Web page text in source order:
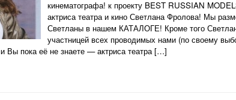
кинематографа! к проекту BEST RUSSIAN
актриса театра и кино Светлана Фролова! Мы
Светланы в нашем КАТАЛОГЕ! Кроме того
участницей всех проводимых нами (по своему
Вы пока её не знаете — актриса театра […]